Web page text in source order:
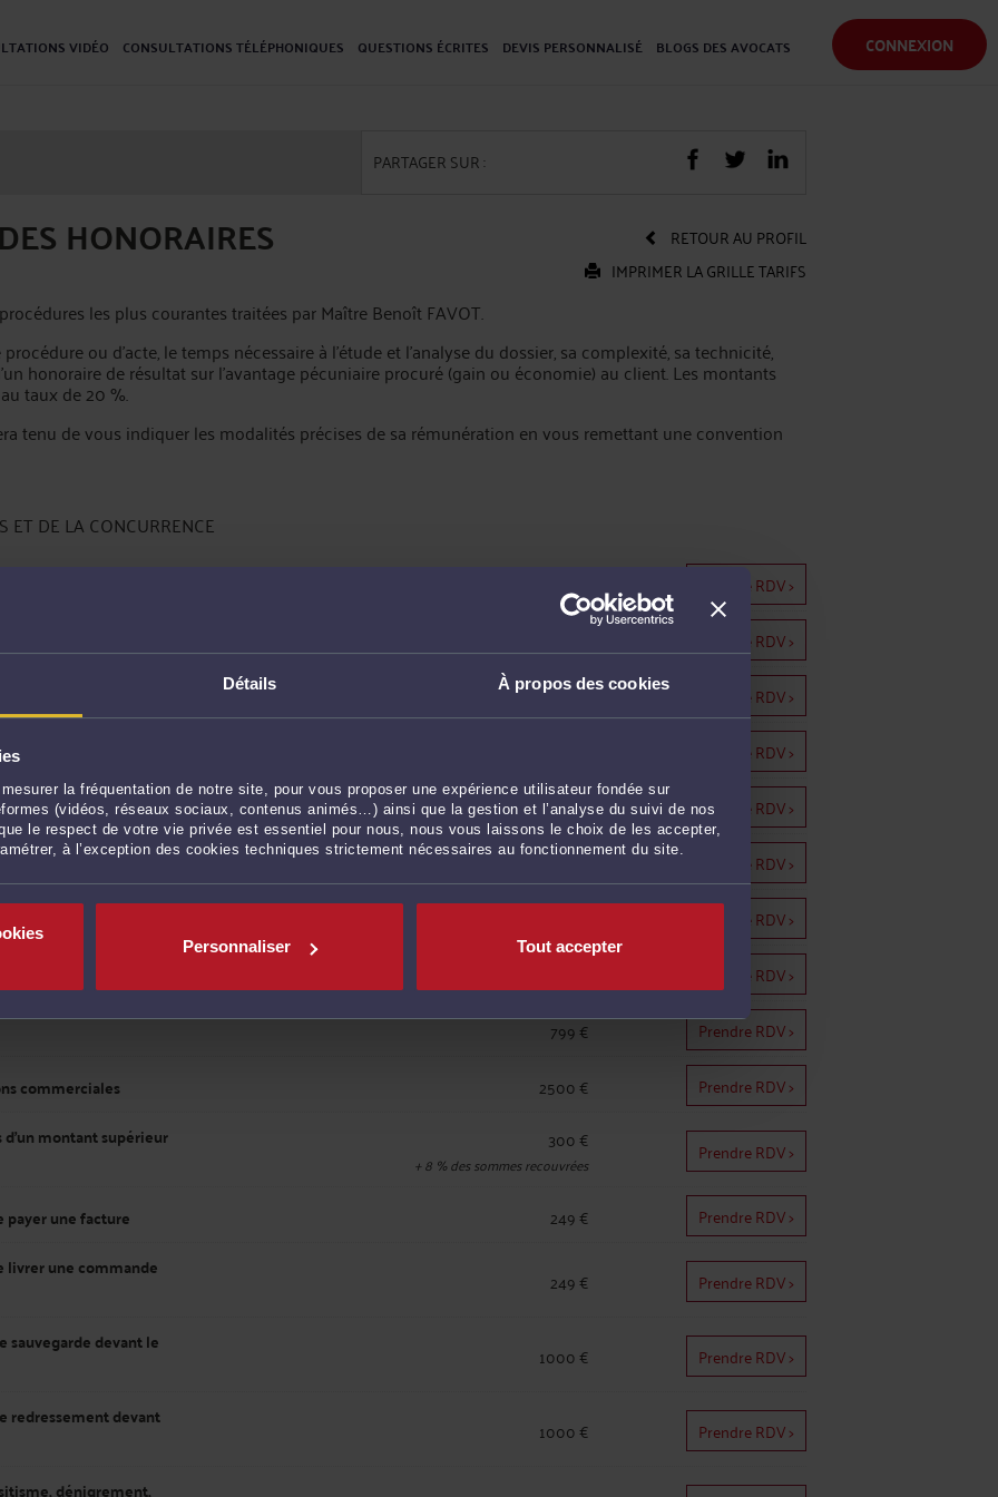
Détails À propos des cookies
la fréquentation de notre site, pour vous proposer une expérience utilisateur fondée sur
(vidéos, réseaux sociaux, contenus animés…) ainsi que la gestion et l’analyse du suivi de nos
le respect de votre vie privée est essentiel pour nous, nous vous laissons le choix de les accepter,
à l’exception des cookies techniques strictement nécessaires au fonctionnement du site.
Personnaliser Tout accepter
CONNEXION
VIDÉO CONSULTATIONS TÉLÉPHONIQUES QUESTIONS ÉCRITES DEVIS PERSONNALISÉ BLOGS DES AVOCATS
PARTAGER SUR :
HONORAIRES
RETOUR AU PROFIL
IMPRIMER LA GRILLE TARIFS
les plus courantes traitées par Maître Benoît FAVOT.
ou d'acte, le temps nécessaire à l'étude et l'analyse du dossier, sa complexité, sa technicité,
honoraire de résultat sur l’avantage pécuniaire procuré (gain ou économie) au client. Les montants
taux de 20 %.
tenu de vous indiquer les modalités précises de sa rémunération en vous remettant une convention
ET DE LA CONCURRENCE
commercial 1000 € Prendre RDV >
Prendre RDV >
15000 € Prendre RDV >
Prendre RDV >
599 € Prendre RDV >
(CGV) Prendre RDV >
(CGV) Prendre RDV >
(CGU) Prendre RDV >
799 € Prendre RDV >
commerciales 2500 € Prendre RDV >
montant supérieur
300 €
+8 % des sommes recouvrées Prendre RDV >
payer une facture 249 € Prendre RDV >
livrer une commande
249 € Prendre RDV >
sauvegarde devant le
1000 € Prendre RDV >
redressement devant
1000 € Prendre RDV >
dénigrement,